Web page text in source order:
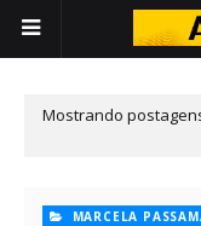
Mostrando
MARCELA